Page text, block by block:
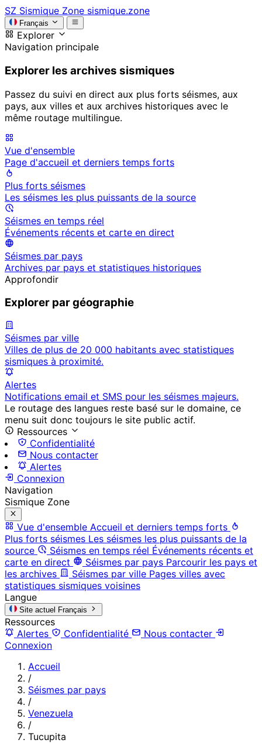
SZ Sismique Zone sismique.zone
Français
Explorer
Navigation principale
Explorer les archives sismiques
Passez du suivi en direct aux plus forts séismes, aux
pays, aux villes et aux archives historiques avec le
même routage multilingue.
Vue d'ensemble
Page d'accueil et derniers temps forts
Plus forts séismes
Les séismes les plus puissants de la source
Séismes en temps réel
Événements récents et carte en direct
Séismes par pays
Archives par pays et statistiques historiques
Approfondir
Explorer par géographie
Séismes par ville
Villes de plus de 20 000 habitants avec statistiques
sismiques à proximité.
Alertes
Notifications email et SMS pour les séismes majeurs.
Le routage des langues reste basé sur le domaine, ce
menu suit donc toujours le site public actif.
Ressources
Confidentialité
Nous contacter
Alertes
Connexion
Navigation
Sismique Zone
Vue d'ensemble Accueil et derniers temps forts
Plus forts séismes Les séismes les plus puissants de la
source
Séismes en temps réel Événements récents et
carte en direct
Séismes par pays Parcourir les pays et
les archives
Séismes par ville Pages villes avec
statistiques sismiques voisines
Langue
Site actuel Français
Ressources
Alertes
Confidentialité
Nous contacter
Connexion
Accueil
/
Séismes par pays
/
Venezuela
/
Tucupita